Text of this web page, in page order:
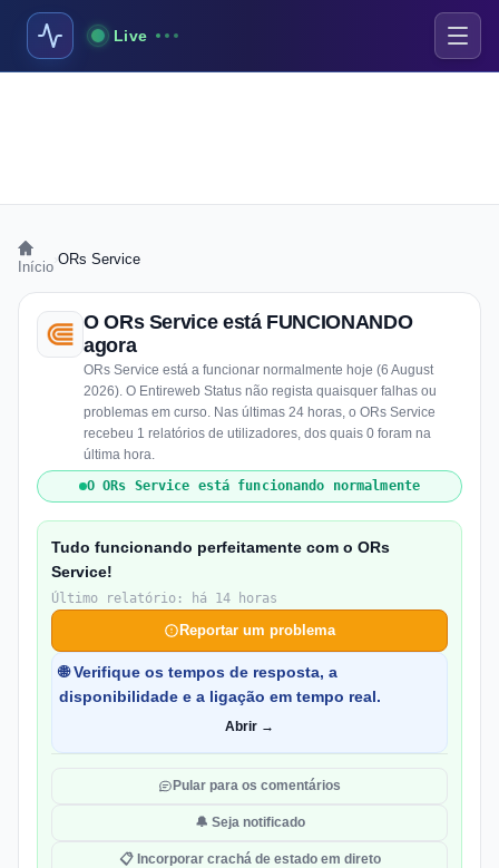
Live
Início ORs Service
O ORs Service está FUNCIONANDO
agora
ORs Service está a funcionar normalmente hoje (6 August
2026). O Entireweb Status não regista quaisquer falhas ou
problemas em curso. Nas últimas 24 horas, o ORs Service
recebeu 1 relatórios de utilizadores, dos quais 0 foram na
última hora.
O ORs Service está funcionando normalmente
Tudo funcionando perfeitamente com o ORs
Service!
Último relatório: há 14 horas
Reportar um problema
🌐 Verifique os tempos de resposta, a
disponibilidade e a ligação em tempo real.
Abrir →
Pular para os comentários
🔔 Seja notificado
📋 Incorporar crachá de estado em direto